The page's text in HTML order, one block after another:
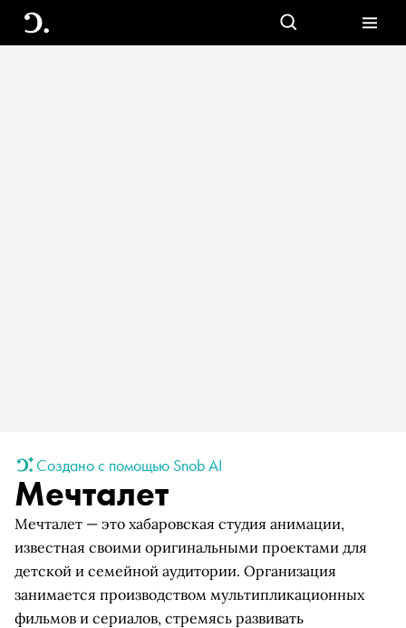
Создано с помощью Snob AI
Мечталет
Мечталет — это хабаровская студия анимации,
известная своими оригинальными проектами для
детской и семейной аудитории. Организация
занимается производством мультипликационных
фильмов и сериалов, стремясь развивать